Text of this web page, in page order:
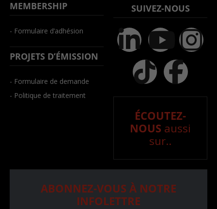
MEMBERSHIP
- Formulaire d’adhésion
PROJETS D’ÉMISSION
- Formulaire de demande
- Politique de traitement
SUIVEZ-NOUS
ÉCOUTEZ-
NOUS aussi
sur..
ABONNEZ-VOUS À NOTRE
INFOLETTRE